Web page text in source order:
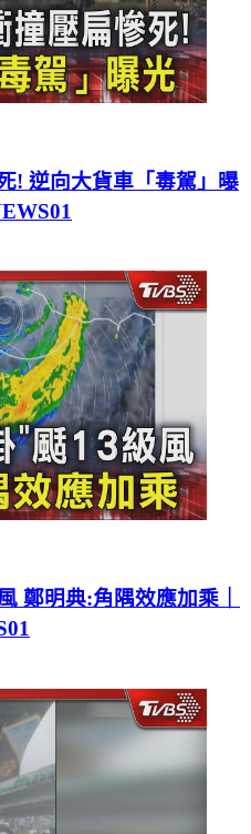
! 逆向大貨車「毒駕」曝
鄭明典:角隅效應加乘｜